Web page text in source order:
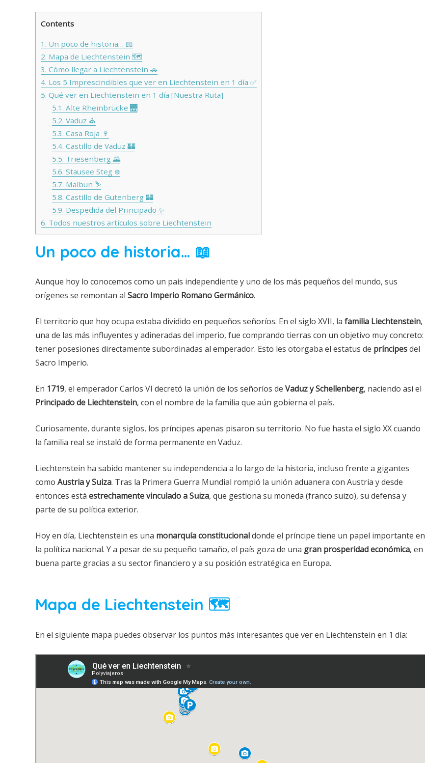
Contents
1. Un poco de historia… 📖
2. Mapa de Liechtenstein 🗺️
3. Cómo llegar a Liechtenstein 🚗
4. Los 5 Imprescindibles que ver en Liechtenstein en 1 día ✅
5. Qué ver en Liechtenstein en 1 día [Nuestra Ruta]
5.1. Alte Rheinbrücke 🌉
5.2. Vaduz ⛪
5.3. Casa Roja 🍷
5.4. Castillo de Vaduz 🏰
5.5. Triesenberg 🌄
5.6. Stausee Steg ❄️
5.7. Malbun ⛷️
5.8. Castillo de Gutenberg 🏰
5.9. Despedida del Principado ✨
6. Todos nuestros artículos sobre Liechtenstein
Un poco de historia… 📖
Aunque hoy lo conocemos como un país independiente y uno de los más pequeños del mundo, sus
orígenes se remontan al Sacro Imperio Romano Germánico.
El territorio que hoy ocupa estaba dividido en pequeños señoríos. En el siglo XVII, la familia Liechtenstein,
una de las más influyentes y adineradas del imperio, fue comprando tierras con un objetivo muy concreto:
tener posesiones directamente subordinadas al emperador. Esto les otorgaba el estatus de príncipesdel
Sacro Imperio.
En 1719, el emperador Carlos VI decretó la unión de los señoríos de Vaduz y Schellenberg, naciendo así el
Principado de Liechtenstein, con el nombre de la familia que aún gobierna el país.
Curiosamente, durante siglos, los príncipes apenas pisaron su territorio. No fue hasta el siglo XX cuando
la familia real se instaló de forma permanente en Vaduz.
Liechtenstein ha sabido mantener su independencia a lo largo de la historia, incluso frente a gigantes
como Austria y Suiza. Tras la Primera Guerra Mundial rompió la unión aduanera con Austria y desde
entonces está estrechamente vinculado a Suiza, que gestiona su moneda (franco suizo), su defensa y
parte de su política exterior.
Hoy en día, Liechtenstein es una monarquía constitucionaldonde el príncipe tiene un papel importante en
la política nacional. Y a pesar de su pequeño tamaño, el país goza de una gran prosperidad económica, en
buena parte gracias a su sector financiero y a su posición estratégica en Europa.
Mapa de Liechtenstein 🗺️
En el siguiente mapa puedes observar los puntos más interesantes que ver en Liechtenstein en 1 día: